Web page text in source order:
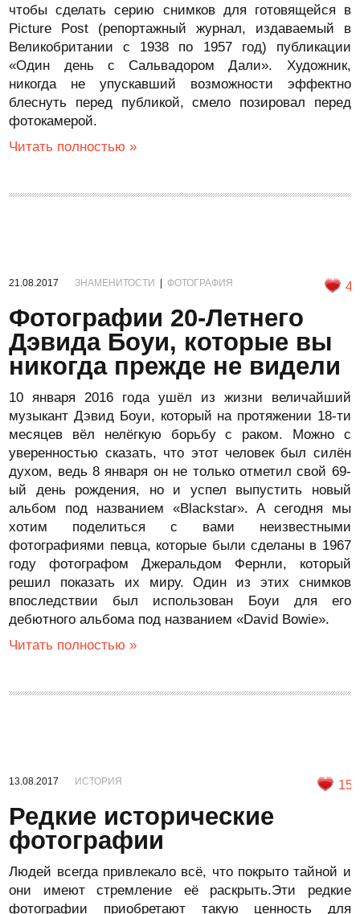
чтобы сделать серию снимков для готовящейся в
Picture Post (репортажный журнал, издаваемый в
Великобритании с 1938 по 1957 год) публикации
«Один день с Сальвадором Дали». Художник,
никогда не упускавший возможности эффектно
блеснуть перед публикой, смело позировал перед
фотокамерой.
Читать полностью »
21.08.2017 ЗНАМЕНИТОСТИ |ФОТОГРАФИЯ 4
Фотографии 20-Летнего
Дэвида Боуи, которые вы
никогда прежде не видели
10 января 2016 года ушёл из жизни величайший
музыкант Дэвид Боуи, который на протяжении 18-ти
месяцев вёл нелёгкую борьбу с раком. Можно с
уверенностью сказать, что этот человек был силён
духом, ведь 8 января он не только отметил свой 69-
ый день рождения, но и успел выпустить новый
альбом под названием «Blackstar». А сегодня мы
хотим поделиться с вами неизвестными
фотографиями певца, которые были сделаны в 1967
году фотографом Джеральдом Фернли, который
решил показать их миру. Один из этих снимков
впоследствии был использован Боуи для его
дебютного альбома под названием «David Bowie».
Читать полностью »
13.08.2017 ИСТОРИЯ 15
Редкие исторические
фотографии
Людей всегда привлекало всё, что покрыто тайной и
они имеют стремление её раскрыть.Эти редкие
фотографии приобретают такую ценность для